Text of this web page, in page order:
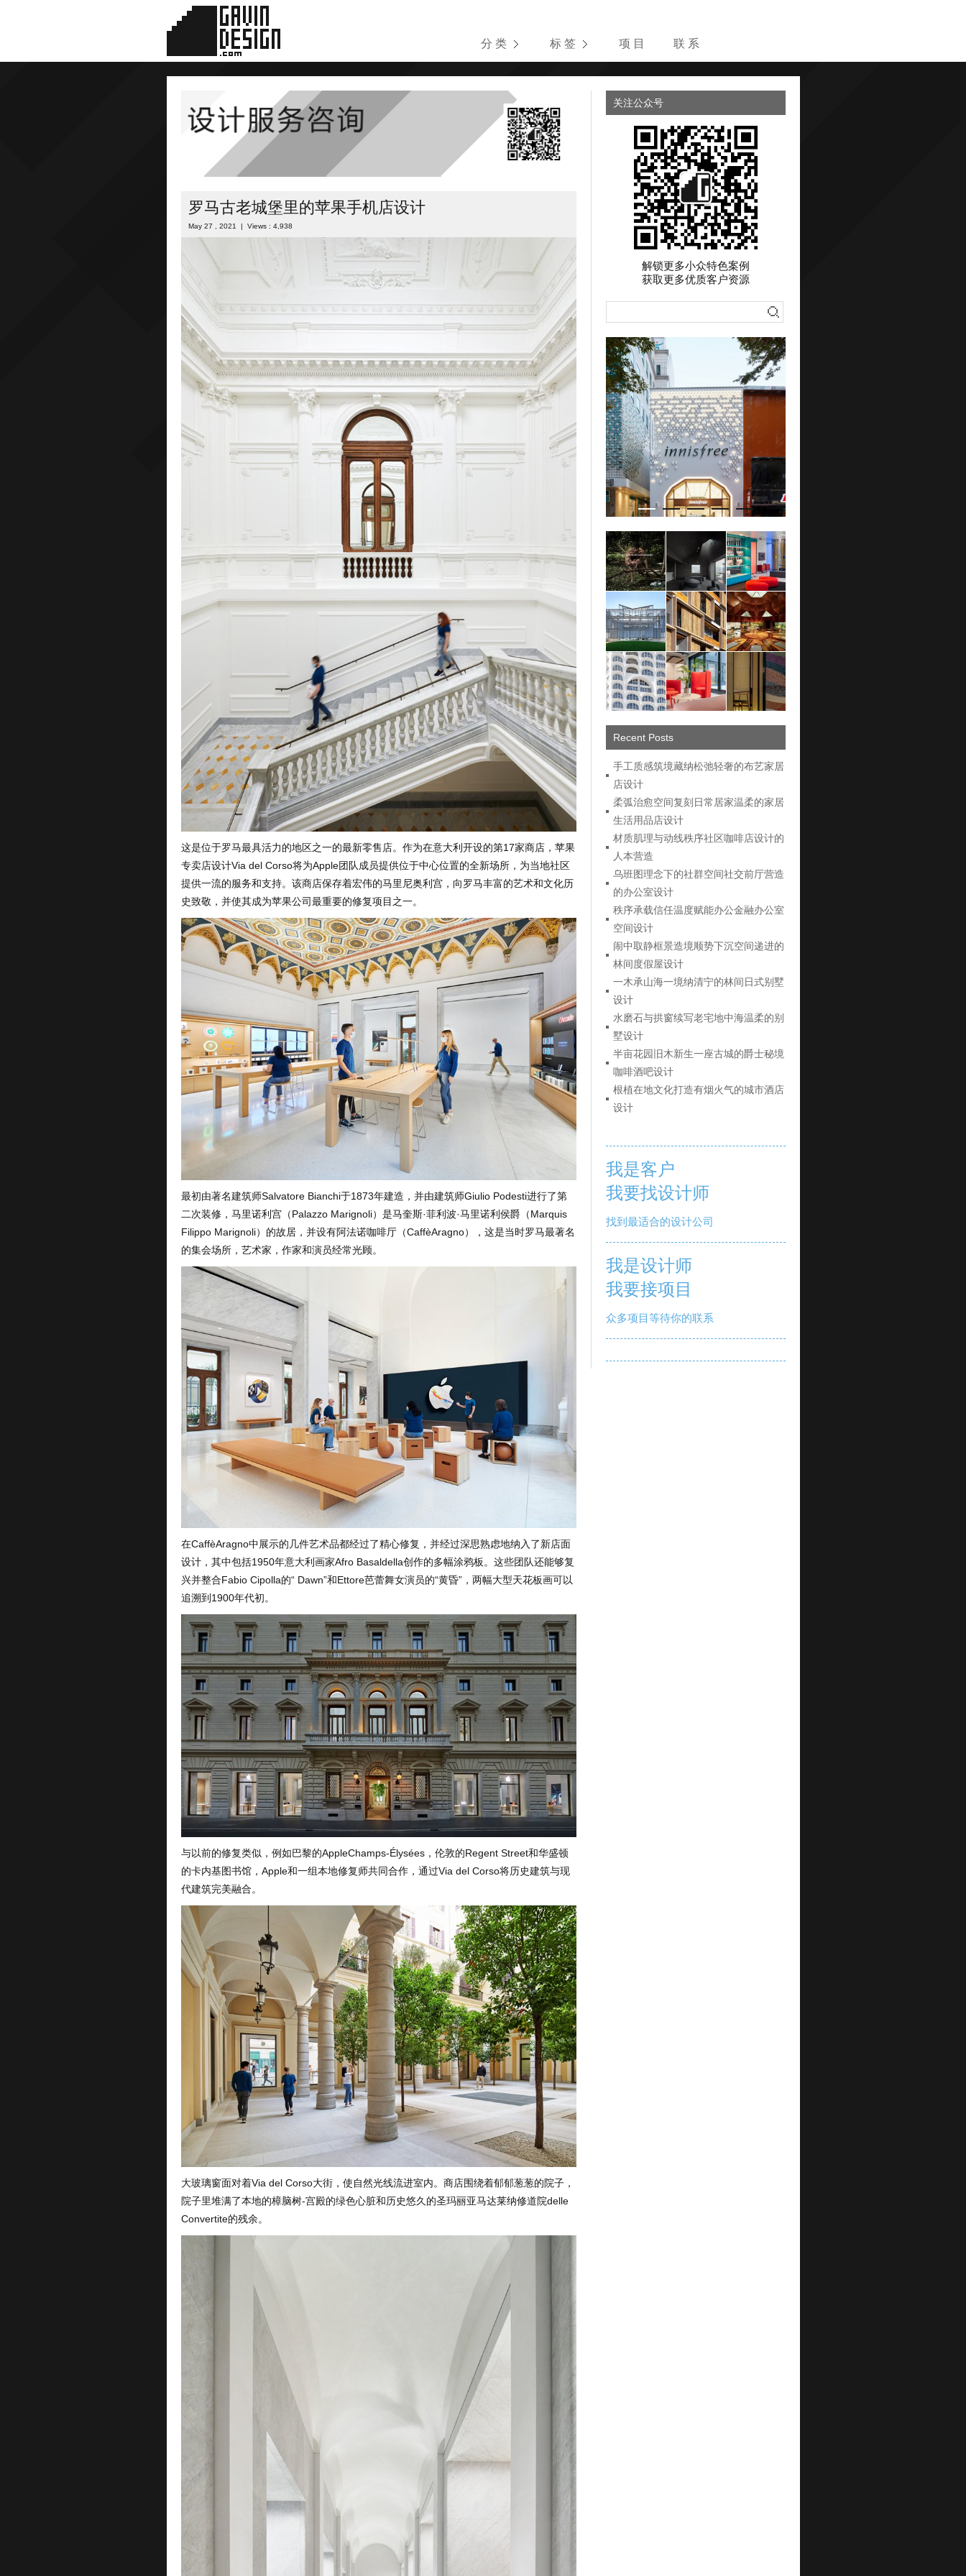
分 类 标 签 项 目 联 系
罗马古老城堡里的苹果手机店设计
May 27 , 2021 | Views : 4,938
这是位于罗马最具活力的地区之一的最新零售店。作为在意大利开设的第17家商店，苹果
专卖店设计Via del Corso将为Apple团队成员提供位于中心位置的全新场所，为当地社区
提供一流的服务和支持。该商店保存着宏伟的马里尼奥利宫，向罗马丰富的艺术和文化历
史致敬，并使其成为苹果公司最重要的修复项目之一。
最初由著名建筑师Salvatore Bianchi于1873年建造，并由建筑师Giulio Podesti进行了第
二次装修，马里诺利宫（Palazzo Marignoli）是马奎斯·菲利波·马里诺利侯爵（Marquis
Filippo Marignoli）的故居，并设有阿法诺咖啡厅（CaffèAragno），这是当时罗马最著名
的集会场所，艺术家，作家和演员经常光顾。
在CaffèAragno中展示的几件艺术品都经过了精心修复，并经过深思熟虑地纳入了新店面
设计，其中包括1950年意大利画家Afro Basaldella创作的多幅涂鸦板。这些团队还能够复
兴并整合Fabio Cipolla的“ Dawn”和Ettore芭蕾舞女演员的“黄昏”，两幅大型天花板画可以
追溯到1900年代初。
与以前的修复类似，例如巴黎的AppleChamps-Élysées，伦敦的Regent Street和华盛顿
的卡内基图书馆，Apple和一组本地修复师共同合作，通过Via del Corso将历史建筑与现
代建筑完美融合。
大玻璃窗面对着Via del Corso大街，使自然光线流进室内。商店围绕着郁郁葱葱的院子，
院子里堆满了本地的樟脑树-宫殿的绿色心脏和历史悠久的圣玛丽亚马达莱纳修道院delle
Convertite的残余。
关注公众号
解锁更多小众特色案例
获取更多优质客户资源
Recent Posts
手工质感筑境藏纳松弛轻奢的布艺家居
店设计
柔弧治愈空间复刻日常居家温柔的家居
生活用品店设计
材质肌理与动线秩序社区咖啡店设计的
人本营造
乌班图理念下的社群空间社交前厅营造
的办公室设计
秩序承载信任温度赋能办公金融办公室
空间设计
闹中取静框景造境顺势下沉空间递进的
林间度假屋设计
一木承山海一境纳清宁的林间日式别墅
设计
水磨石与拱窗续写老宅地中海温柔的别
墅设计
半亩花园旧木新生一座古城的爵士秘境
咖啡酒吧设计
根植在地文化打造有烟火气的城市酒店
设计
我是客户
我要找设计师
找到最适合的设计公司
我是设计师
我要接项目
众多项目等待你的联系